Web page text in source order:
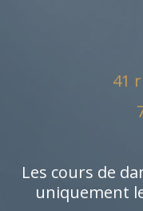
41
Les cours de
uniquement